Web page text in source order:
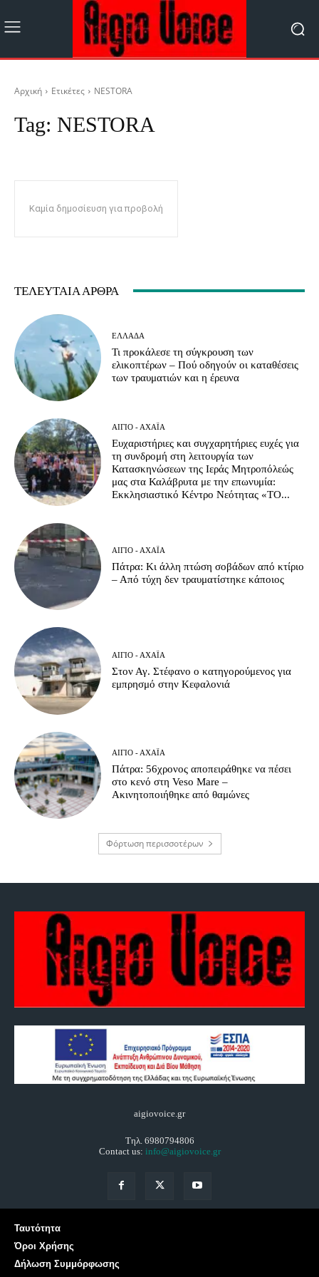
Αρχική Ετικέτες NESTORA
Tag: NESTORA
Καμία δημοσίευση για προβολή
ΤΕΛΕΥΤΑΊΑ ΆΡΘΡΑ
ΕΛΛΆΔΑ
Τι προκάλεσε τη σύγκρουση των
ελικοπτέρων – Πού οδηγούν οι καταθέσεις
των τραυματιών και η έρευνα
ΑΊΓΙΟ - ΑΧΑΪ́Α
Ευχαριστήριες και συγχαρητήριες ευχές για
τη συνδρομή στη λειτουργία των
Κατασκηνώσεων της Ιεράς Μητροπόλεώς
μας στα Καλάβρυτα με την επωνυμία:
Εκκλησιαστικό Κέντρο Νεότητας «ΤΟ...
ΑΊΓΙΟ - ΑΧΑΪ́Α
Πάτρα: Κι άλλη πτώση σοβάδων από κτίριο
– Από τύχη δεν τραυματίστηκε κάποιος
ΑΊΓΙΟ - ΑΧΑΪ́Α
Στον Αγ. Στέφανο ο κατηγορούμενος για
εμπρησμό στην Κεφαλονιά
ΑΊΓΙΟ - ΑΧΑΪ́Α
Πάτρα: 56χρονος αποπειράθηκε να πέσει
στο κενό στη Veso Mare –
Ακινητοποιήθηκε από θαμώνες
Φόρτωση περισσοτέρων
aigiovoice.gr
Τηλ. 6980794806
Contact us: info@aigiovoice.gr
Ταυτότητα
Όροι Χρήσης
Δήλωση Συμμόρφωσης